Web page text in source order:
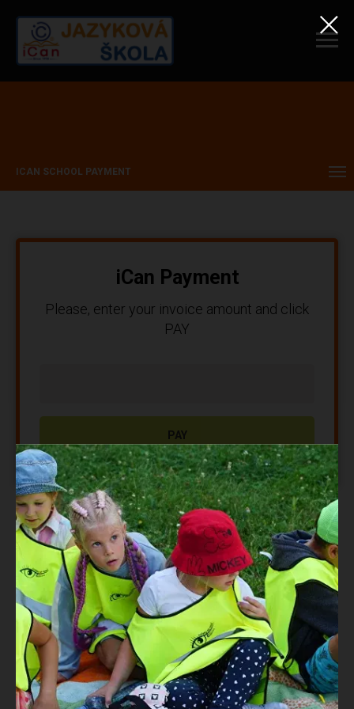
ICAN SCHOOL PAYMENT
iCan Payment
Please, enter your invoice amount and click
PAY
PAY
Особиста консультація
Online / Offline
Тривалість: 1 година